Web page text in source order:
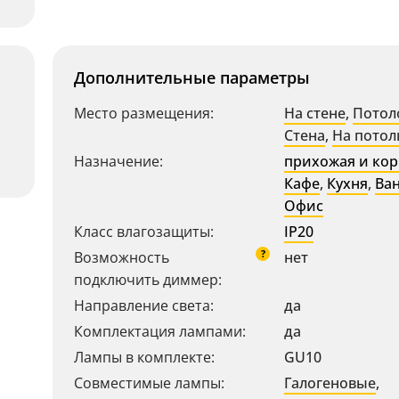
Дополнительные параметры
Место размещения: На стене,
Стена, На
Назначение:
прихожая и
Кафе, Кухня,
Офис
Класс влагозащиты:
IP20
Возможность
подключить диммер:
? нет
Направление света:
да
Комплектация лампами:
да
Лампы в комплекте:
GU10
Совместимые лампы:
Галогеновые,